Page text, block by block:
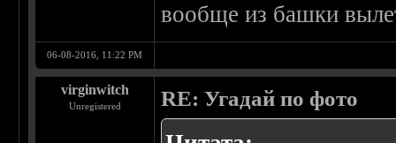
вообще из башки
06-08-2016, 11:22 PM
virginwitch
Unregistered RE: Угадай по фото